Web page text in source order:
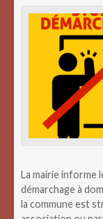
La mairie informe
démarchage à
la commune est